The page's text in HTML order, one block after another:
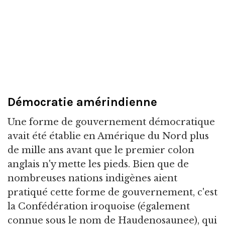
Démocratie amérindienne
Une forme de gouvernement démocratique
avait été établie en Amérique du Nord plus
de mille ans avant que le premier colon
anglais n'y mette les pieds. Bien que de
nombreuses nations indigènes aient
pratiqué cette forme de gouvernement, c'est
la Confédération iroquoise (également
connue sous le nom de Haudenosaunee), qui